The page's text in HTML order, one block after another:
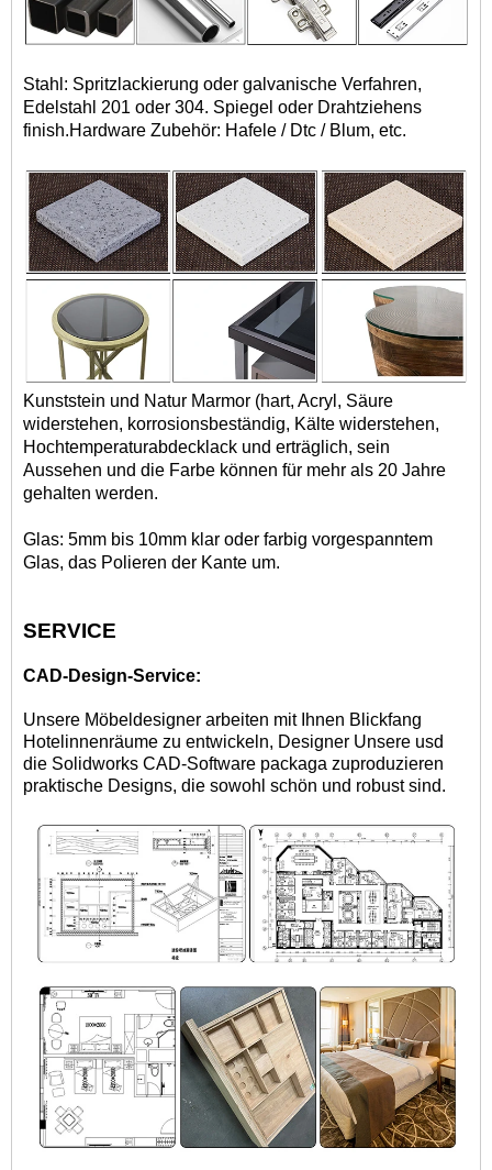
Stahl: Spritzlackierung oder galvanische Verfahren,
Edelstahl 201 oder 304. Spiegel oder Drahtziehens
finish.Hardware Zubehör: Hafele / Dtc / Blum, etc.
Kunststein und Natur Marmor (hart, Acryl, Säure
widerstehen, korrosionsbeständig, Kälte widerstehen,
Hochtemperaturabdecklack und erträglich, sein
Aussehen und die Farbe können für mehr als 20 Jahre
gehalten werden.
Glas: 5mm bis 10mm klar oder farbig vorgespanntem
Glas, das Polieren der Kante um.
SERVICE
CAD-Design-Service:
Unsere Möbeldesigner arbeiten mit Ihnen Blickfang
Hotelinnenräume zu entwickeln, Designer Unsere usd
die Solidworks CAD-Software packaga zuproduzieren
praktische Designs, die sowohl schön und robust sind.